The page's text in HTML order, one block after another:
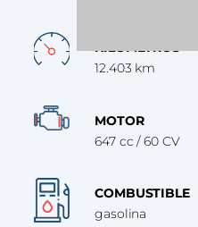
KILÓMETROS
12.403 km
MOTOR
647 cc / 60 CV
COMBUSTIBLE
gasolina